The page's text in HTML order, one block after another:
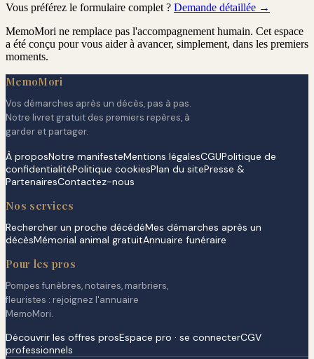
Vous préférez le formulaire complet ? Demande détaillée →
MemoMori ne remplace pas l'accompagnement humain. Cet espace
a été conçu pour vous aider à avancer, simplement, dans les premiers
moments.
MemoMori
Vos démarches après un décès, pas à pas.
Notre livret gratuit des premiers repères, à
garder et partager.
À proposNotre manifesteMentions légalesCGUPolitique de
confidentialitéPolitique cookiesPlan du sitePresse &
PartenairesContactez-nous
Nos services
Rechercher un proche décédéMes démarches après un
décèsMémorial animal gratuitAnnuaire funéraire
Pour les pros
Pompes funèbres, notaires, marbriers,
fleuristes : rejoignez l'annuaire
MemoMori.
Découvrir les offres prosEspace pro · se connecterCGV
professionnels